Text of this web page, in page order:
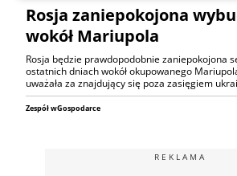
Rosja zaniepokojona
wokół Mariupola
Rosja będzie prawdopodobnie zaniepokojona
ostatnich dniach wokół okupowanego
uważała za znajdujący się poza zasięgiem
Zespół wGospodarce
REKLAMA